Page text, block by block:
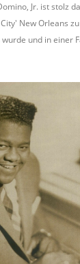
Jr. ist stolz
New Orleans
und in einer